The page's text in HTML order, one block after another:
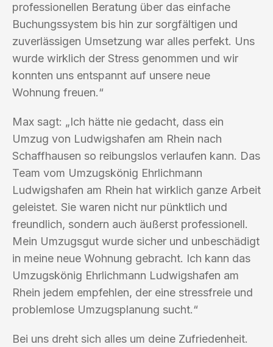
professionellen Beratung über das einfache
Buchungssystem bis hin zur sorgfältigen und
zuverlässigen Umsetzung war alles perfekt. Uns
wurde wirklich der Stress genommen und wir
konnten uns entspannt auf unsere neue
Wohnung freuen.“
Max sagt: „Ich hätte nie gedacht, dass ein
Umzug von Ludwigshafen am Rhein nach
Schaffhausen so reibungslos verlaufen kann. Das
Team vom Umzugskönig Ehrlichmann
Ludwigshafen am Rhein hat wirklich ganze Arbeit
geleistet. Sie waren nicht nur pünktlich und
freundlich, sondern auch äußerst professionell.
Mein Umzugsgut wurde sicher und unbeschädigt
in meine neue Wohnung gebracht. Ich kann das
Umzugskönig Ehrlichmann Ludwigshafen am
Rhein jedem empfehlen, der eine stressfreie und
problemlose Umzugsplanung sucht.“
Bei uns dreht sich alles um deine Zufriedenheit.